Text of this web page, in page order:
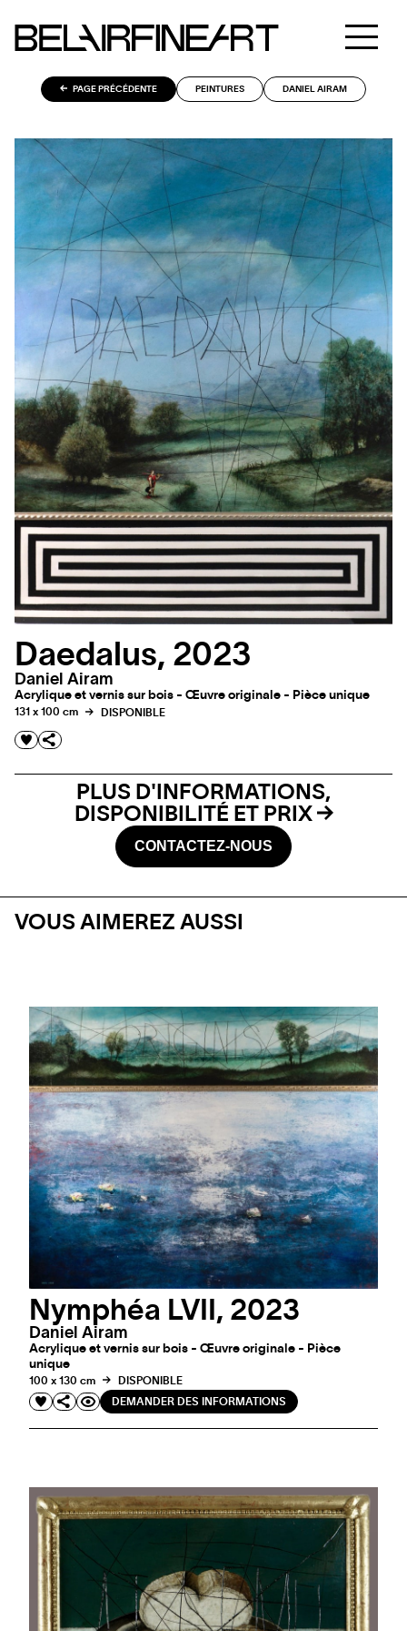
PAGE PRÉCÉDENTE PEINTURES DANIEL AIRAM
Daedalus, 2023
Daniel Airam
Acrylique et vernis sur bois - Œuvre originale - Pièce unique
131 x 100 cm DISPONIBLE
PLUS D'INFORMATIONS,
DISPONIBILITÉ ET PRIX
CONTACTEZ-NOUS
VOUS AIMEREZ AUSSI
Nymphéa LVII, 2023
Daniel Airam
Acrylique et vernis sur bois - Œuvre originale - Pièce
unique
100 x 130 cm
DISPONIBLE
DEMANDER DES INFORMATIONS